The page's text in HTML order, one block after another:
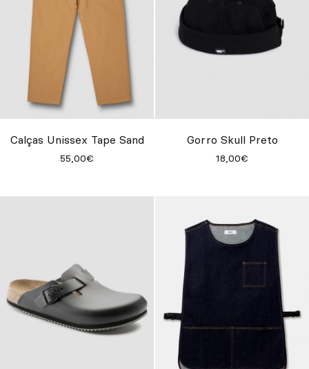
Calças Unissex Tape Sand
55,00€
Gorro Skull Preto
18,00€